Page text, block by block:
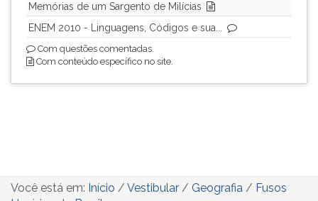
Memórias de um Sargento de Milícias
ENEM 2010 - Linguagens, Códigos e sua...
Com questões comentadas.
Com conteúdo específico no site.
Você está em: Início / Vestibular / Geografia / Fusos